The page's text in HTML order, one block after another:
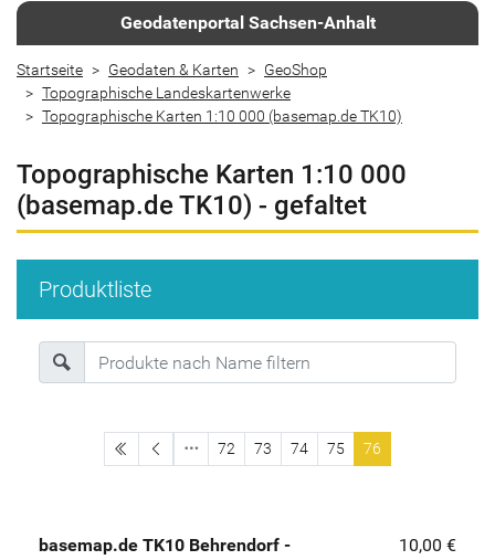
Geodatenportal Sachsen-Anhalt
Startseite Geodaten & Karten
GeoShop
Topographische Landeskartenwerke
Topographische Karten 1:10 000 (basemap.de TK10)
Topographische Karten 1:10 000
(basemap.de TK10) - gefaltet
Produktliste
erste Seite 72 73 74 75 76
basemap.de TK10 Behrendorf -
10,00 €